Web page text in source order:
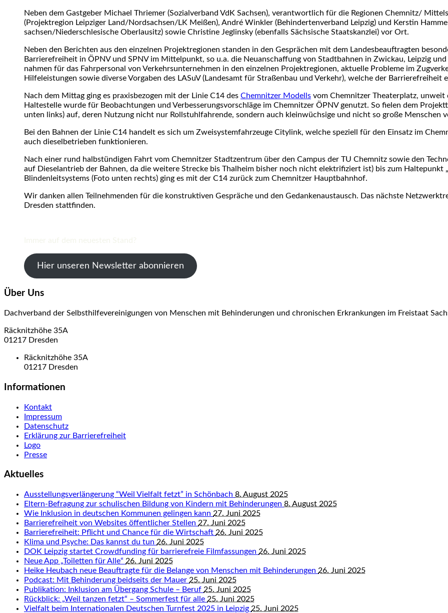
Neben dem Gastgeber Michael Thriemer (Sozialverband VdK Sachsen), verant­wort­lich für die Regionen Chemnitz/
(Projektregion Leip­ziger Land/Nordsachsen/LK Meißen), André Winkler (Behindertenverband Leip­zig) und Kerstin
sachsen/Niederschlesische Ober­lau­sitz) sowie Christine Jeglinsky (ebenfalls Sächsische Staatskanzlei) vor Ort.
Neben den Berichten aus den einzelnen Projektregionen standen in den Gesprä­chen mit dem Landesbeauftragten
Barrierefreiheit in ÖPNV und SPNV im Mittelpunkt, so u.a. die Neuanschaffung von Stadt­bahnen in Zwickau, Leipzig
nahmen für das Fahrpersonal von Verkehrsunternehmen in den einzel­nen Projektregionen, aktuelle Probleme im
Hilfeleistungen sowie diverse Vorgaben des LASuV (Landesamt für Straßenbau und Verkehr), welche der Barrierefreiheit
Nach dem Mittag ging es praxisbezogen mit der Linie C14 des Chemnitzer Modells vom Chemnitzer Theater­platz, unweit
Haltestelle wurde für Beobachtungen und Verbesserungsvorschläge im Chemnitzer ÖPNV genutzt. So fielen dem
unten links) auf, deren Nutzung nicht nur Rollstuhl­fahrende, sondern auch klein­­wüchsige und nicht so große Menschen
Bei den Bahnen der Linie C14 handelt es sich um Zweisystemfahrzeuge Citylink, welche speziell für den Einsatz im
auch dieselbetrieben funktionieren.
Nach einer rund halbstündigen Fahrt vom Chemnitzer Stadtzentrum über den Campus der TU Chemnitz sowie den
auf Dieselantrieb der Bahnen, da die weitere Strecke bis Thalheim bisher noch nicht elektrifiziert ist) bis zum Haltepunkt
Blindenleitsystems (Foto unten rechts) ging es mit der C14 zurück zum Chemnitzer Hauptbahnhof.
Wir danken allen Teilnehmenden für die konstruktiven Gespräche und den Gedankenaustausch. Das nächste
Dresden stattfinden.
Hier unseren Newsletter abonnieren
Über Uns
Dachverband der Selbsthilfevereinigungen von Menschen mit Behinderungen und chronischen Erkrankungen im Freistaat
Räcknitzhöhe 35A
01217 Dresden
Räcknitzhöhe 35A
01217 Dresden
Informationen
Kontakt
Impressum
Datenschutz
Erklärung zur Barrierefreiheit
Logo
Presse
Aktuelles
Ausstellungsverlängerung “Weil Vielfalt fetzt” in Schönbach 8. August 2025
Eltern-Befragung zur schulischen Bildung von Kindern mit Behinderungen 8. August 2025
Wie Inklusion in deutschen Kommunen gelingen kann 27. Juni 2025
Barrierefreiheit von Websites öffentlicher Stellen 27. Juni 2025
Barrierefreiheit: Pflicht und Chance für die Wirtschaft 26. Juni 2025
Klima und Psyche: Das kannst du tun 26. Juni 2025
DOK Leipzig startet Crowdfunding für barrierefreie Filmfassungen 26. Juni 2025
Neue App „Toiletten für Alle“ 26. Juni 2025
Heike Heubach neue Beauftragte für die Belange von Menschen mit Behinderungen 26. Juni 2025
Podcast: Mit Behinderung beidseits der Mauer 25. Juni 2025
Publikation: Inklusion am Übergang Schule – Beruf 25. Juni 2025
Rückblick: „Weil tanzen fetzt“ – Sommerfest für alle 25. Juni 2025
Vielfalt beim Internationalen Deutschen Turnfest 2025 in Leipzig 25. Juni 2025